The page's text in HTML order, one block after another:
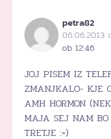
petra82
06.06.2013
ob 12:46
JOJ PISEM IZ
ZMANJKALO- KJE
AMH HORMON
MAJA SEJ NAM
TRETJE :=)